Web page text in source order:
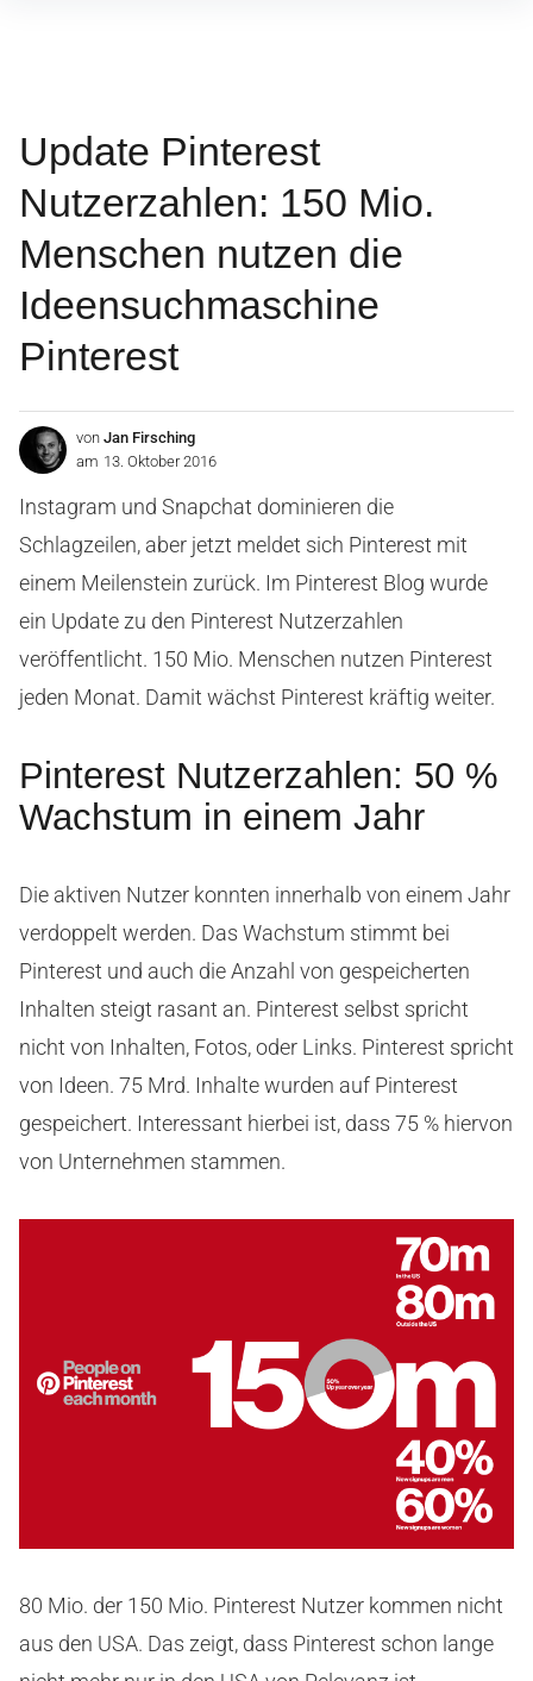
Update Pinterest
Nutzerzahlen: 150 Mio.
Menschen nutzen die
Ideensuchmaschine
Pinterest
von Jan Firsching
am 13. Oktober 2016
Instagram und Snapchat dominieren die
Schlagzeilen, aber jetzt meldet sich Pinterest mit
einem Meilenstein zurück. Im Pinterest Blog wurde
ein Update zu den Pinterest Nutzerzahlen
veröffentlicht. 150 Mio. Menschen nutzen Pinterest
jeden Monat. Damit wächst Pinterest kräftig weiter.
Pinterest Nutzerzahlen: 50 %
Wachstum in einem Jahr
Die aktiven Nutzer konnten innerhalb von einem Jahr
verdoppelt werden. Das Wachstum stimmt bei
Pinterest und auch die Anzahl von gespeicherten
Inhalten steigt rasant an. Pinterest selbst spricht
nicht von Inhalten, Fotos, oder Links. Pinterest spricht
von Ideen. 75 Mrd. Inhalte wurden auf Pinterest
gespeichert. Interessant hierbei ist, dass 75 % hiervon
von Unternehmen stammen.
80 Mio. der 150 Mio. Pinterest Nutzer kommen nicht
aus den USA. Das zeigt, dass Pinterest schon lange